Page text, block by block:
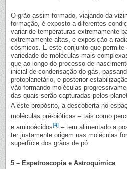
O grão assim formado, viajando da
formação, é exposto a diferentes
variar de temperaturas extremamente
extremamente altas, e exposição a
cósmicos. É este conjunto que permite
variedade de moléculas mais
que ao longo do processo de
inicial de condensação do gás,
protoplanetário, e posterior
vão formando moléculas
das quais serão capturadas pelos
A este propósito, a descoberta no
moléculas pré-bióticas – tais como
e aminoácidos[4] – tem alimentado a
ter justamente origem nas moléculas
superfície dos grãos de pó.
5 – Espetroscopia e Astroquímica